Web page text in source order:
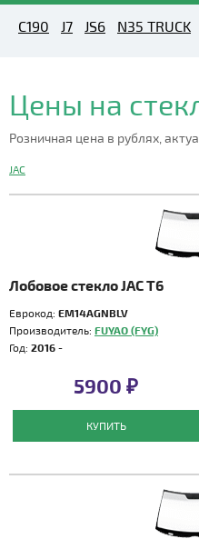
C190 J7 JS6 N35 TRUCK
Цены на
Розничная цена в рублях,
JAC
Лобовое стекло JAC T6
Еврокод: EM14AGNBLV
Производитель: FUYAO (FYG)
Год: 2016 -
5900 ₽
КУПИТЬ